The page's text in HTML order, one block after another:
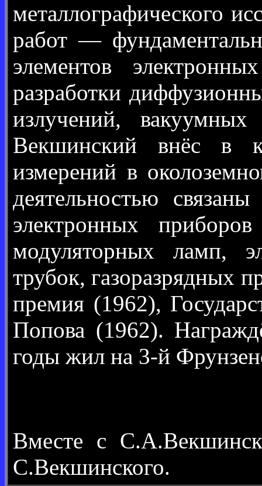
металлографического
работ —
элементов
разработки
излучений, вакуумных
Векшинский внёс в
измерений в
деятельностью
электронных
модуляторных ламп,
трубок, газоразрядных
премия (1962),
Попова (1962).
годы жил на 3-й
Вместе с
С.Векшинского.